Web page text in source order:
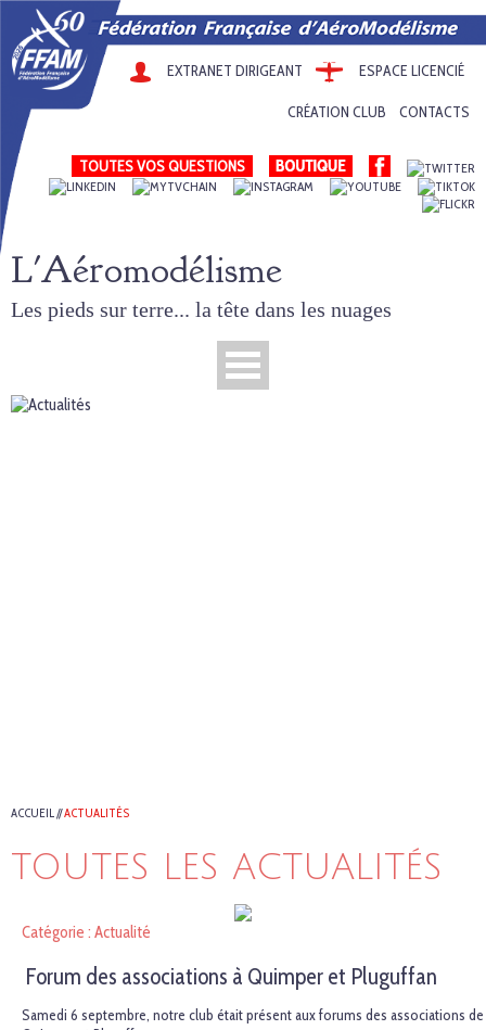
EXTRANET DIRIGEANT ESPACE LICENCIÉ
CRÉATION CLUB CONTACTS
TOUTES VOS QUESTIONS
L'Aéromodélisme
Les pieds sur terre... la tête dans les nuages
ACCUEIL//ACTUALITÉS
TOUTES LES ACTUALITÉS
Catégorie : Actualité
Forum des associations à Quimper et Pluguffan
Samedi 6 septembre, notre club était présent aux forums des associations de